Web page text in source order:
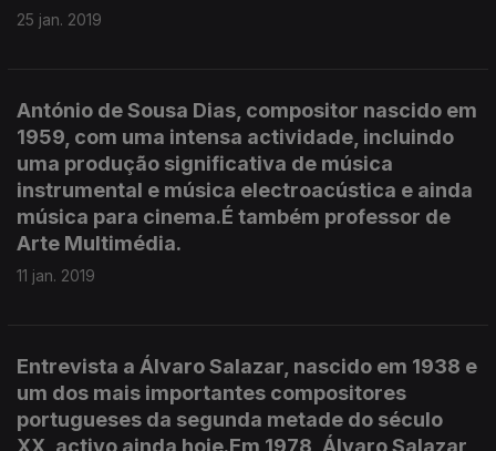
25 jan. 2019
António de Sousa Dias, compositor nascido em
1959, com uma intensa actividade, incluindo
uma produção significativa de música
instrumental e música electroacústica e ainda
música para cinema.É também professor de
Arte Multimédia.
11 jan. 2019
Entrevista a Álvaro Salazar, nascido em 1938 e
um dos mais importantes compositores
portugueses da segunda metade do século
XX, activo ainda hoje.Em 1978, Álvaro Salazar